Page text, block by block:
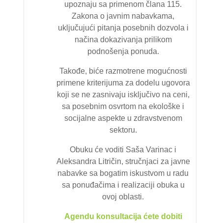
upoznaju sa primenom člana 115.
Zakona o javnim nabavkama,
uključujući pitanja posebnih dozvola i
načina dokazivanja prilikom
podnošenja ponuda.
Takođe, biće razmotrene mogućnosti
primene kriterijuma za dodelu ugovora
koji se ne zasnivaju isključivo na ceni,
sa posebnim osvrtom na ekološke i
socijalne aspekte u zdravstvenom
sektoru.
Obuku će voditi Saša Varinac i
Aleksandra Litričin, stručnjaci za javne
nabavke sa bogatim iskustvom u radu
sa ponuđačima i realizaciji obuka u
ovoj oblasti.
Agendu konsultacija ćete dobiti